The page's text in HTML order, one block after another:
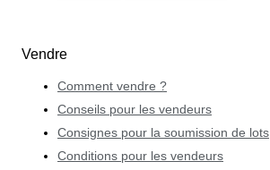
Vendre
Comment vendre ?
Conseils pour les vendeurs
Consignes pour la soumission de lots
Conditions pour les vendeurs